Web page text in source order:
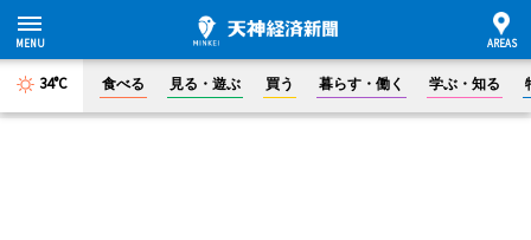
34°C 食べる 見る・遊ぶ 買う 暮らす・働く 学ぶ・知る